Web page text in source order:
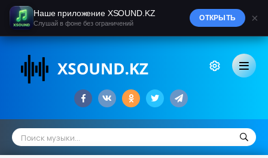
Наше приложение XSOUND.KZ
Слушай в фоне без ограничений
ОТКРЫТЬ ×